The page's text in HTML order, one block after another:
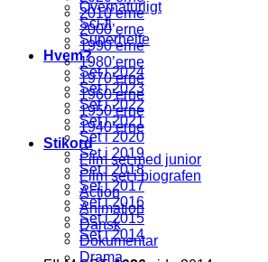
Overnaturligt
Sci-fi
Superhelte
Hvem?
Set i 2024
Set i 2023
Set i 2022
Set i 2021
Set i 2020
Set i 2019
Set i 2018
Set i 2017
Set i 2016
Set i 2015
Set i 2014
2010’erne
2000’erne
1990’erne
1980’erne
1970’erne
1960’erne
1950’erne
1940’erne
Stikord
Film set med junior
Film set i biografen
Action
Animation
Dansk
Dokumentar
Drama